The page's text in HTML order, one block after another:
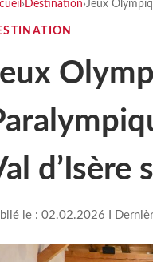
› Destination›Jeux
d’Isère
le : 02.02.2026 I